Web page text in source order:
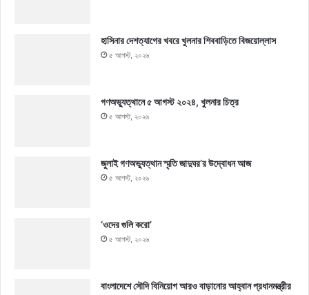
হাসিনার দেশত্যাগের খবরে খুলনার শিববাড়িতে বিজয়োল্লাস
৫ আগস্ট, ২০২৬
গণঅভ্যুত্থানে ৫ আগস্ট ২০২৪, খুলনার চিত্র
৫ আগস্ট, ২০২৬
জুলাই গণঅভ্যুত্থান স্মৃতি জাদুঘর’র উদ্বোধন আজ
৫ আগস্ট, ২০২৬
‘ওদের গুলি করো’
৫ আগস্ট, ২০২৬
বাংলাদেশে সৌদি বিনিয়োগ আরও বাড়ানোর আহ্বান প্রধানমন্ত্রীর